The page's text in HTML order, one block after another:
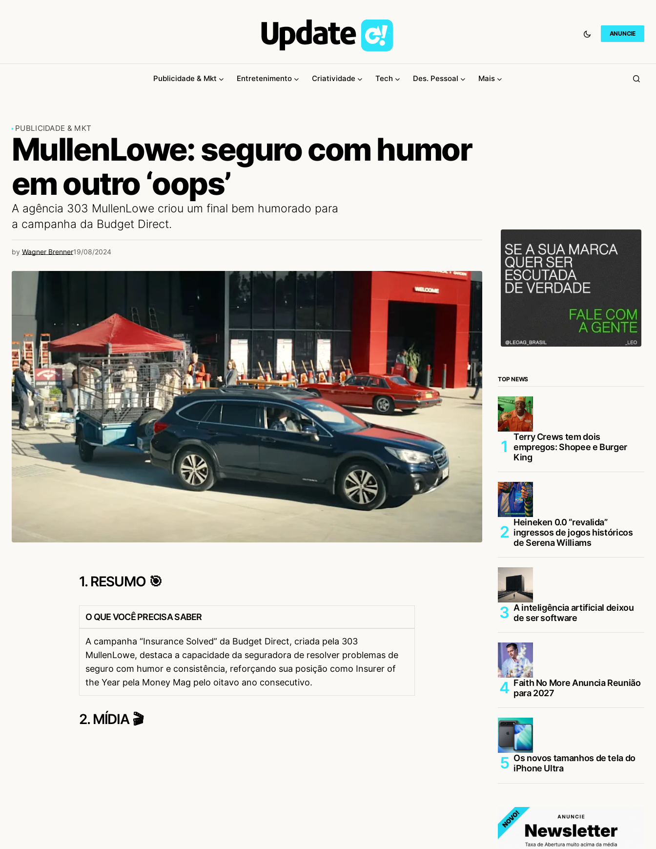
ANUNCIE
Publicidade & Mkt Entretenimento Criatividade Tech Des. Pessoal Mais
PUBLICIDADE & MKT
MullenLowe: seguro com humor
em outro ‘oops’
A agência 303 MullenLowe criou um final bem humorado para
a campanha da Budget Direct.
by Wagner Brenner19/08/2024
1. RESUMO 🎯
O QUE VOCÊ PRECISA SABER
A campanha “Insurance Solved” da Budget Direct, criada pela 303
MullenLowe, destaca a capacidade da seguradora de resolver problemas de
seguro com humor e consistência, reforçando sua posição como Insurer of
the Year pela Money Mag pelo oitavo ano consecutivo.
2. MÍDIA 🎬
TOP NEWS
Terry Crews tem dois
empregos: Shopee e Burger
King
Heineken 0.0 “revalida”
ingressos de jogos históricos
de Serena Williams
A inteligência artificial deixou
de ser software
Faith No More Anuncia Reunião
para 2027
Os novos tamanhos de tela do
iPhone Ultra